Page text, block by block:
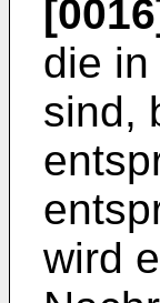
die
sind,
wird